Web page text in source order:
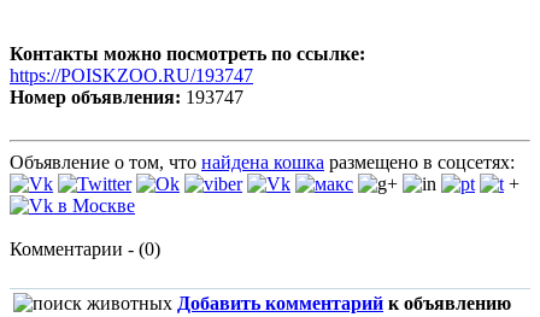
Контакты можно посмотреть по ссылке:
https://POISKZOO.RU/193747
Номер объявления: 193747
Объявление о том, что найдена кошка размещено в соцсетях:
+
Комментарии - (0)
Добавить комментарий к объявлению